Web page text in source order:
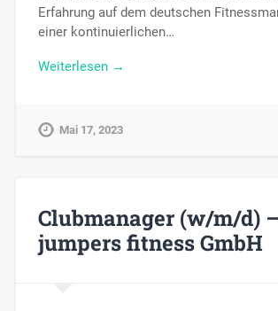
Erfahrung auf dem deutschen
einer kontinuierlichen…
Weiterlesen →
Mai 17, 2023
Clubmanager (w/m/d) –
jumpers fitness GmbH